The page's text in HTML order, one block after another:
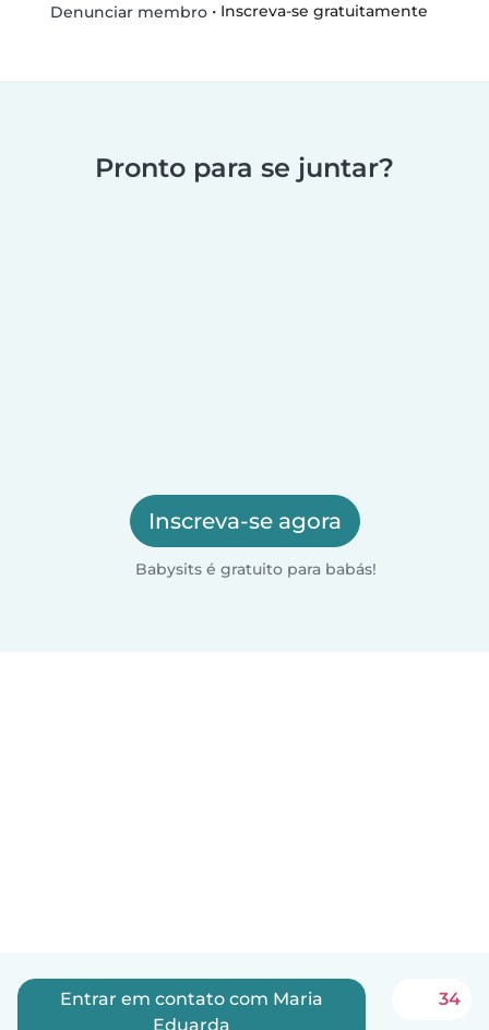
Denunciar membro• Inscreva-se gratuitamente
Pronto para se juntar?
Inscreva-se agora
Babysits é gratuito para babás!
Entrar em contato com Maria
Eduarda
34